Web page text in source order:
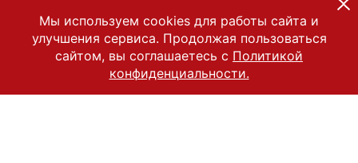
Мы используем cookies для работы сайта и
улучшения сервиса. Продолжая пользоваться
сайтом, вы соглашаетесь с Политикой
конфиденциальности.